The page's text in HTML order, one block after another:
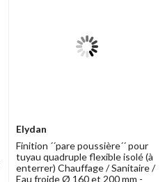
Elydan
Finition ´´pare poussière´´ pour
tuyau quadruple flexible isolé (à
enterrer) Chauffage / Sanitaire /
Eau froide Ø 160 et 200 mm -